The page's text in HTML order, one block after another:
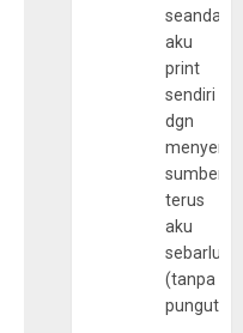
aku
print
sendiri
dgn
sumber
terus
aku
(tanpa